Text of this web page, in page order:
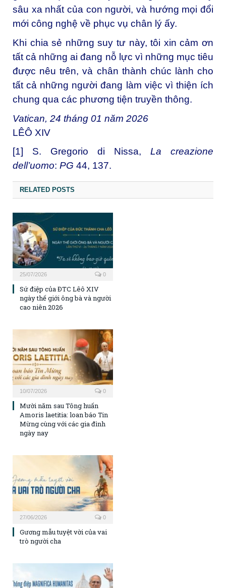
sâu xa nhất của con người, và hướng mọi đổi
mới công nghệ về phục vụ chân lý ấy.
Khi chia sẻ những suy tư này, tôi xin cảm ơn
tất cả những ai đang nỗ lực vì những mục tiêu
được nêu trên, và chân thành chúc lành cho
tất cả những người đang làm việc vì thiện ích
chung qua các phương tiện truyền thông.
Vatican, 24 tháng 01 năm 2026
LÊÔ XIV
[1] S. Gregorio di Nissa, La creazione
dell’uomo: PG 44, 137.
RELATED POSTS
25/07/2026 0
Sứ điệp của ĐTC Lêô XIV
ngày thế giới ông bà và người
cao niên 2026
10/07/2026 0
Mười năm sau Tông huấn
Amoris laetitia: loan báo Tin
Mừng cùng với các gia đình
ngày nay
27/06/2026 0
Gương mẫu tuyệt vời của vai
trò người cha